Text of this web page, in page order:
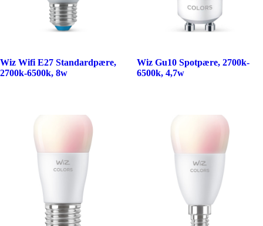
Wiz Wifi E27 Standardpære,
2700k-6500k, 8w
Wiz Gu10 Spotpære, 2700k-
6500k, 4,7w